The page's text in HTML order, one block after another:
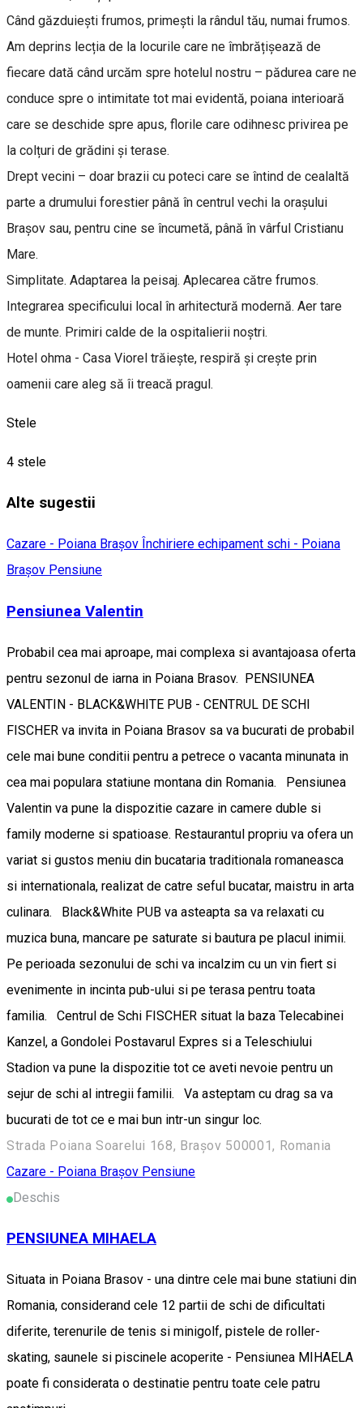
Când găzduiești frumos, primești la rândul tău, numai frumos.
Am deprins lecția de la locurile care ne îmbrățișează de
fiecare dată când urcăm spre hotelul nostru – pădurea care ne
conduce spre o intimitate tot mai evidentă, poiana interioară
care se deschide spre apus, florile care odihnesc privirea pe
la colțuri de grădini și terase.
Drept vecini – doar brazii cu poteci care se întind de cealaltă
parte a drumului forestier până în centrul vechi la orașului
Brașov sau, pentru cine se încumetă, până în vârful Cristianu
Mare.
Simplitate. Adaptarea la peisaj. Aplecarea către frumos.
Integrarea specificului local în arhitectură modernă. Aer tare
de munte. Primiri calde de la ospitalierii noștri.
Hotel ohma - Casa Viorel trăiește, respiră și crește prin
oamenii care aleg să îi treacă pragul.
Stele
4 stele
Alte sugestii
Cazare - Poiana Brașov Închiriere echipament schi - Poiana
Brașov Pensiune
Pensiunea Valentin
Probabil cea mai aproape, mai complexa si avantajoasa oferta
pentru sezonul de iarna in Poiana Brasov. PENSIUNEA
VALENTIN - BLACK&WHITE PUB - CENTRUL DE SCHI
FISCHER va invita in Poiana Brasov sa va bucurati de probabil
cele mai bune conditii pentru a petrece o vacanta minunata in
cea mai populara statiune montana din Romania. Pensiunea
Valentin va pune la dispozitie cazare in camere duble si
family moderne si spatioase. Restaurantul propriu va ofera un
variat si gustos meniu din bucataria traditionala romaneasca
si internationala, realizat de catre seful bucatar, maistru in arta
culinara. Black&White PUB va asteapta sa va relaxati cu
muzica buna, mancare pe saturate si bautura pe placul inimii.
Pe perioada sezonului de schi va incalzim cu un vin fiert si
evenimente in incinta pub-ului si pe terasa pentru toata
familia. Centrul de Schi FISCHER situat la baza Telecabinei
Kanzel, a Gondolei Postavarul Expres si a Teleschiului
Stadion va pune la dispozitie tot ce aveti nevoie pentru un
sejur de schi al intregii familii. Va asteptam cu drag sa va
bucurati de tot ce e mai bun intr-un singur loc.
Strada Poiana Soarelui 168, Brașov 500001, Romania
Cazare - Poiana Brașov Pensiune
Deschis
PENSIUNEA MIHAELA
Situata in Poiana Brasov - una dintre cele mai bune statiuni din
Romania, considerand cele 12 partii de schi de dificultati
diferite, terenurile de tenis si minigolf, pistele de roller-
skating, saunele si piscinele acoperite - Pensiunea MIHAELA
poate fi considerata o destinatie pentru toate cele patru